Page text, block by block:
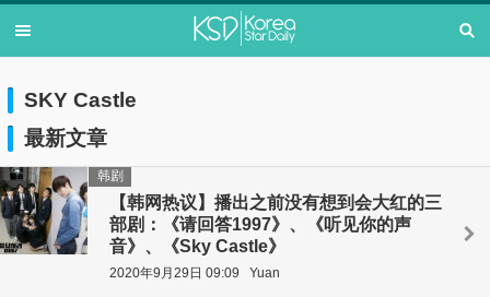
SKY Castle
最新文章
【韩网热议】播出之前没有想到会大红的三
部剧：《请回答1997》、《听见你的声
音》、《Sky Castle》
韩剧
2020年9月29日 09:09 Yuan